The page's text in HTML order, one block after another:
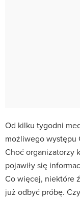
Od kilku tygodni
możliwego występu
Choć organizatorzy
pojawiły się
Co więcej, niektóre
już odbyć próbę.